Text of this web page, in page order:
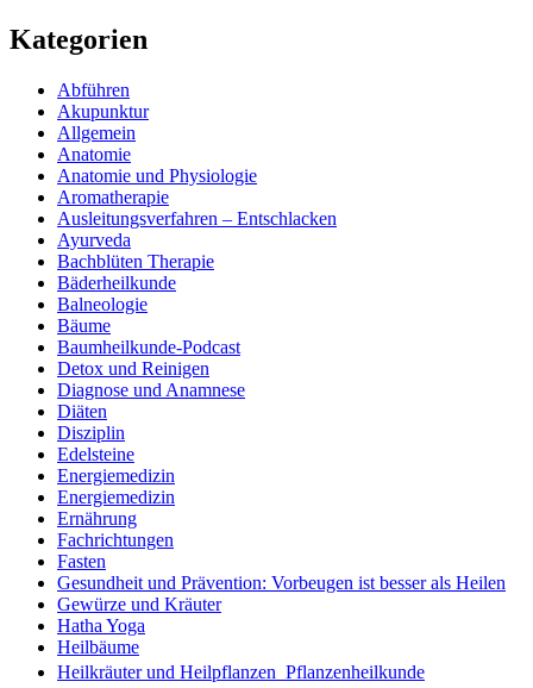
Kategorien
Abführen
Akupunktur
Allgemein
Anatomie
Anatomie und Physiologie
Aromatherapie
Ausleitungsverfahren – Entschlacken
Ayurveda
Bachblüten Therapie
Bäderheilkunde
Balneologie
Bäume
Baumheilkunde-Podcast
Detox und Reinigen
Diagnose und Anamnese
Diäten
Disziplin
Edelsteine
Energiemedizin
Energiemedizin
Ernährung
Fachrichtungen
Fasten
Gesundheit und Prävention: Vorbeugen ist besser als Heilen
Gewürze und Kräuter
Hatha Yoga
Heilbäume
Heilkräuter und Heilpflanzen  Pflanzenheilkunde